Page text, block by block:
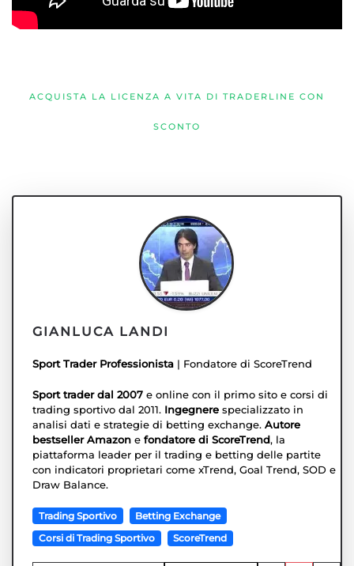
ACQUISTA LA LICENZA A VITA DI TRADERLINE CON
SCONTO
GIANLUCA LANDI
Sport Trader Professionista | Fondatore di ScoreTrend
Sport trader dal 2007 e online con il primo sito e corsi di
trading sportivo dal 2011. Ingegnere specializzato in
analisi dati e strategie di betting exchange. Autore
bestseller Amazon e fondatore di ScoreTrend, la
piattaforma leader per il trading e betting delle partite
con indicatori proprietari come xTrend, Goal Trend, SOD e
Draw Balance.
Trading Sportivo
Betting Exchange
Corsi di Trading Sportivo
ScoreTrend